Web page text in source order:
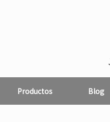
Productos Blog